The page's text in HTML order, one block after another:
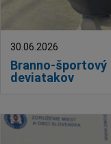
Branno-športový
deviatakov
30.06.2026